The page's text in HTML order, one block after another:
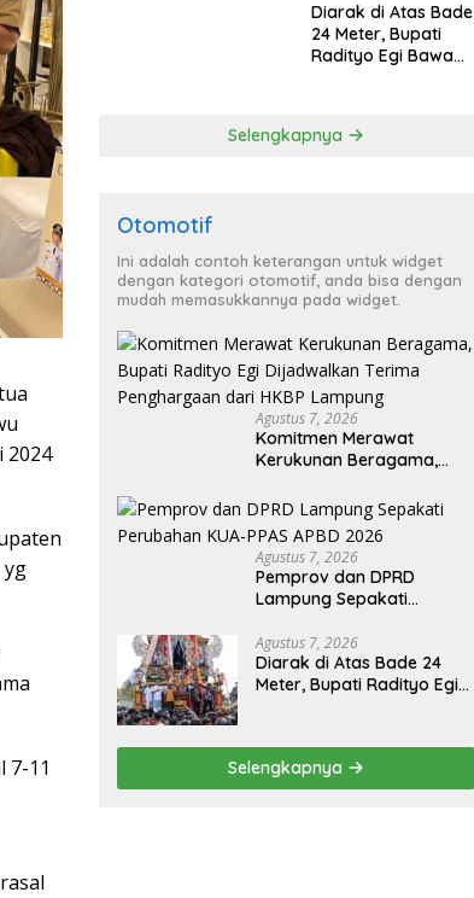
2024
yg
7-11
Diarak di Atas Bade
24 Meter, Bupati
Radityo Egi Bawa
pada 2027
Selengkapnya
Otomotif
Ini adalah contoh keterangan untuk widget
dengan kategori otomotif, anda bisa dengan
mudah memasukkannya pada widget.
Agustus 7, 2026
Komitmen Merawat
Kerukunan Beragama,
Dijadwalkan Terima
Penghargaan dari HKBP
Lampung
Agustus 7, 2026
Pemprov dan DPRD
Lampung Sepakati
APBD 2026
Agustus 7, 2026
Diarak di Atas Bade 24
Meter, Bupati Radityo Egi
‘Penglipuran’ Kedua pada
2027
Selengkapnya